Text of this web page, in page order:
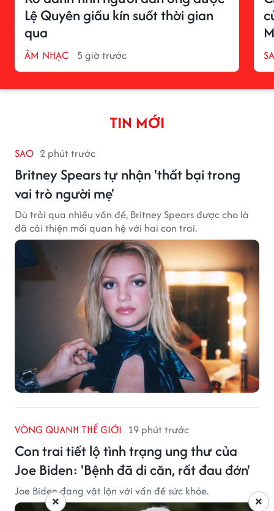
Lệ Quyên giấu kín suốt thời gian
qua
ÂM NHẠC 5 giờ trước
TIN MỚI
SAO 2 phút trước
Britney Spears tự nhận 'thất bại trong
vai trò người mẹ'
Dù trải qua nhiều vấn đề, Britney Spears được cho là
đã cải thiện mối quan hệ với hai con trai.
VÒNG QUANH THẾ GIỚI 19 phút trước
Con trai tiết lộ tình trạng ung thư của
Joe Biden: 'Bệnh đã di căn, rất đau đớn'
Joe Biden đang vật lộn với vấn đề sức khỏe.
×
×